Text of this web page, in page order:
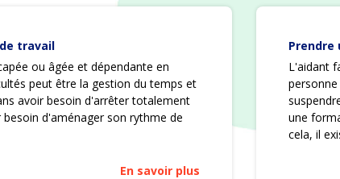
travail
ou âgée et dépendante en
peut être la gestion du temps et
avoir besoin d'arrêter totalement
d'aménager son rythme de
En savoir plus
Prendre
L'aidant
une
cela, il